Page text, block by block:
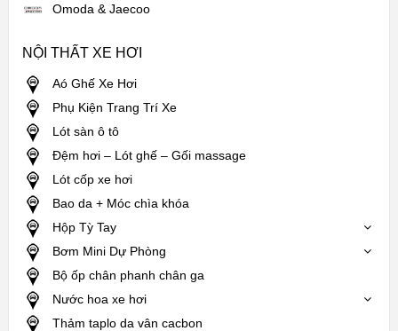
Omoda & Jaecoo
NỘI THẤT XE HƠI
Aó Ghế Xe Hơi
Phụ Kiện Trang Trí Xe
Lót sàn ô tô
Đệm hơi – Lót ghế – Gối massage
Lót cốp xe hơi
Bao da + Móc chìa khóa
Hộp Tỳ Tay
Bơm Mini Dự Phòng
Bộ ốp chân phanh chân ga
Nước hoa xe hơi
Thảm taplo da vân cacbon